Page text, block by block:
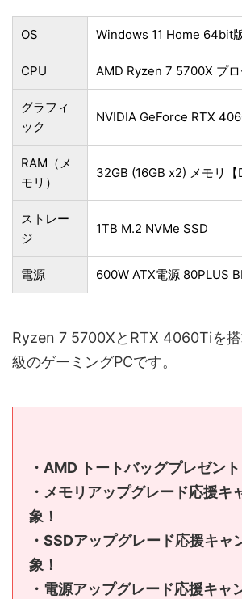
OS Windows 11 Home 64bit
CPU AMD Ryzen 7 5700X プ
グラフィ
ック
NVIDIA GeForce RTX
RAM（メ
モリ）
32GB (16GB x2) メモリ【
ストレー
ジ
1TB M.2 NVMe SSD
電源 600W ATX電源 80PLUS
Ryzen 7 5700XとRTX 4060Tiを
級のゲーミングPCです。
・AMD トートバッグプレゼント
・メモリアップグレード応援キ
象！
・SSDアップグレード応援キャ
象！
・電源アップグレード応援キャ